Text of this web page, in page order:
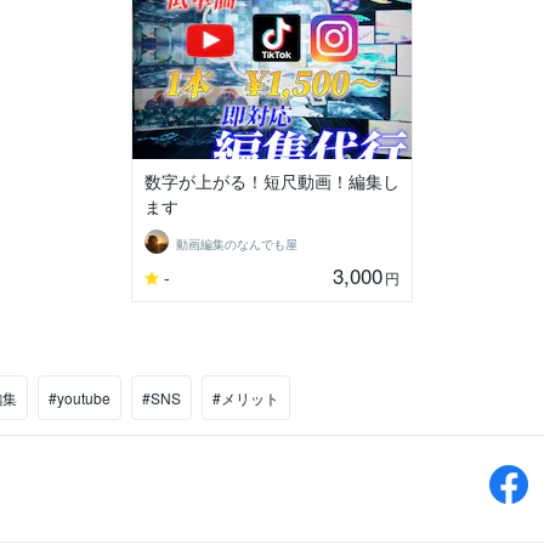
数字が上がる！短尺動画！編集し
ます
動画編集のなんでも屋
- 3,000円
#youtube #SNS #メリット